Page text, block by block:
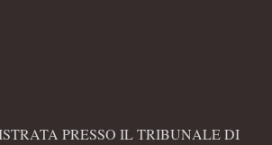
PRESSO IL TRIBUNALE DI